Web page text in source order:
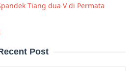
Tiang dua V di Permata
Post